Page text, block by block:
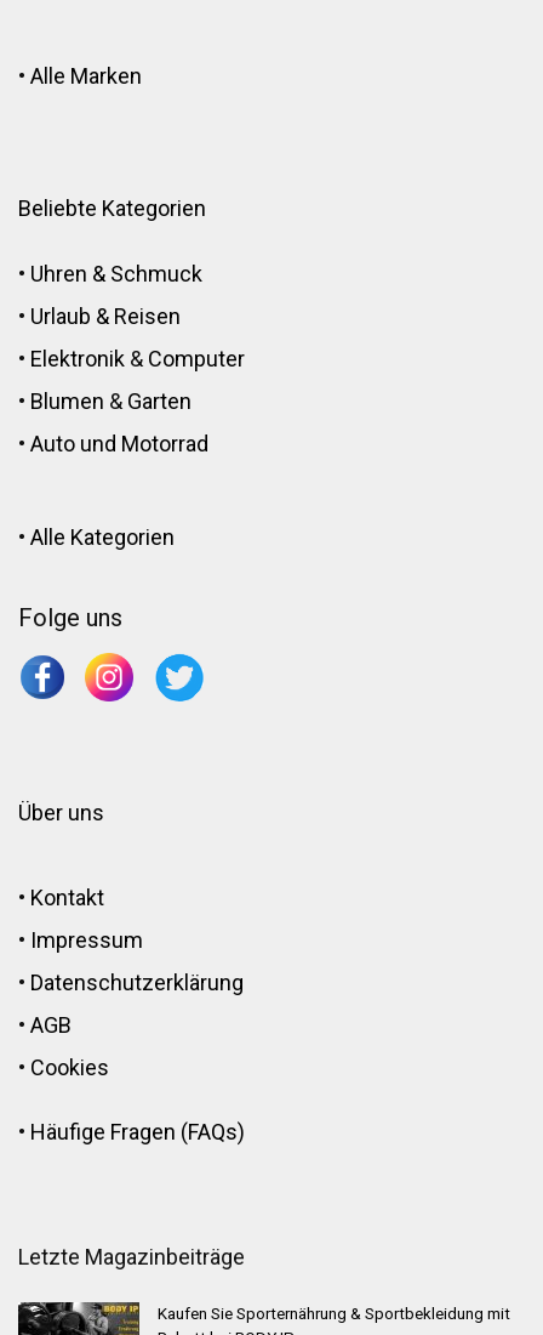
• Alle Marken
Beliebte Kategorien
• Uhren & Schmuck
• Urlaub & Reisen
• Elektronik & Computer
• Blumen & Garten
• Auto und Motorrad
• Alle Kategorien
Folge uns
Über uns
• Kontakt
• Impressum
• Datenschutzerklärung
• AGB
• Cookies
• Häufige Fragen (FAQs)
Letzte Magazinbeiträge
Kaufen Sie Sporternährung & Sportbekleidung mit